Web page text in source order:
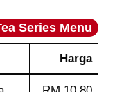
Series Menu
Harga